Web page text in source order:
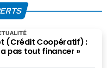
essentielle pour
toutes les
entreprises
(Crédit Coopératif) :
pas tout financer »